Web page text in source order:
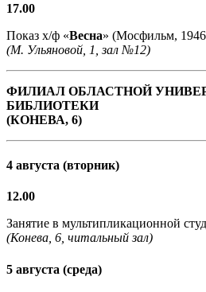
17.00
Показ х/ф «Весна» (Мосфильм,
(М. Ульяновой, 1, зал №12)
ФИЛИАЛ ОБЛАСТНОЙ
БИБЛИОТЕКИ
(КОНЕВА, 6)
4 августа (вторник)
12.00
Занятие в мультипликационной
(Конева, 6, читальный зал)
5 августа (среда)